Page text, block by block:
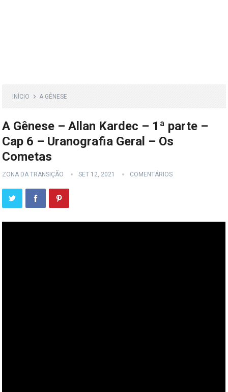
INÍCIO A GÊNESE
A Gênese – Allan Kardec – 1ª parte –
Cap 6 – Uranografia Geral – Os
Cometas
ZONA DA TRANSIÇÃO SET 12, 2021 COMENTÁRIOS